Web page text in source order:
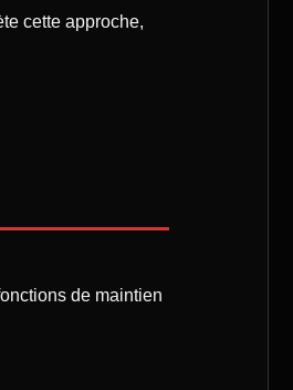
cette approche,
de maintien